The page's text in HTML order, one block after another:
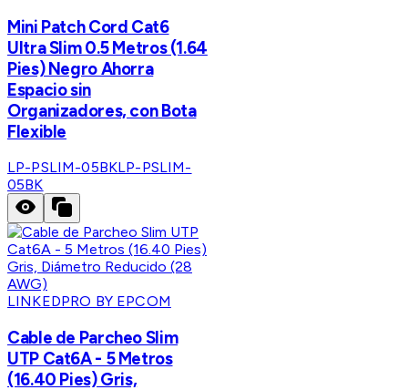
Mini Patch Cord Cat6
Ultra Slim 0.5 Metros (1.64
Pies) Negro Ahorra
Espacio sin
Organizadores, con Bota
Flexible
LP-PSLIM-05BKLP-PSLIM-
05BK
LINKEDPRO BY EPCOM
Cable de Parcheo Slim
UTP Cat6A - 5 Metros
(16.40 Pies) Gris,